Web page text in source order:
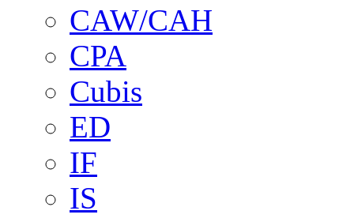
CAW/CAH
CPA
Cubis
ED
IF
IS